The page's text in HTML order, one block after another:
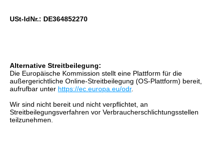
USt-IdNr.: DE364852270
Alternative Streitbeilegung:
Die Europäische Kommission stellt eine Plattform für die
außergerichtliche Online-Streitbeilegung (OS-Plattform) bereit,
aufrufbar unter https://ec.europa.eu/odr.
Wir sind nicht bereit und nicht verpflichtet, an
Streitbeilegungsverfahren vor Verbraucherschlichtungsstellen
teilzunehmen.